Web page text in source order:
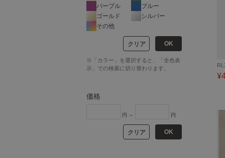
パープル
ブルー
ゴールド
シルバー
その他
クリア OK
※「カラー」を選択すると、「全色表
示」での検索に切り替わります。
価格
円 ～ 円
クリア OK